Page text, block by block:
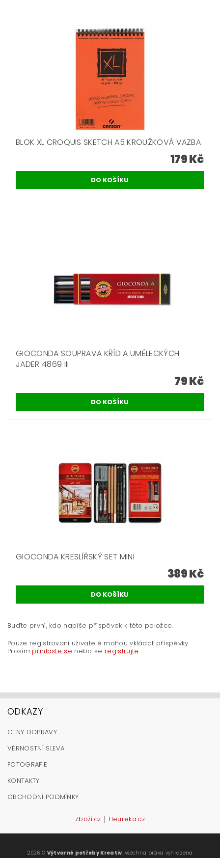
BLOK XL CROQUIS SKETCH A5 KROUŽKOVÁ VAZBA
179 Kč
GIOCONDA SOUPRAVA KŘÍD A UMĚLECKÝCH
JADER 4869 III
79 Kč
GIOCONDA KRESLÍŘSKÝ SET MINI
389 Kč
Buďte první, kdo napíše příspěvek k této položce.
Pouze registrovaní uživatelé mohou vkládat příspěvky.
Prosím přihlaste se nebo se registrujte.
ODKAZY
CENY DOPRAVY
VĚRNOSTNÍ SLEVA
FOTOGRAFIE
KONTAKTY
OBCHODNÍ PODMÍNKY
Zboží.cz | Heureka.cz
2026 © Výtvarné potřeby Kreativ, všechna práva vyhrazena